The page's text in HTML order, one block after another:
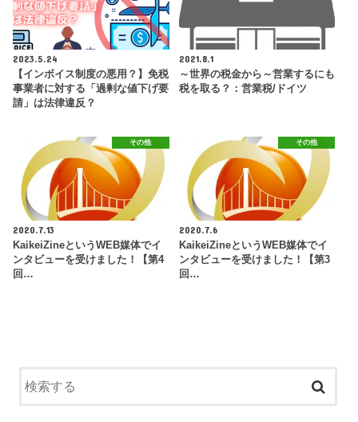
2023.5.24
【インボイス制度の悪用？】免税
事業者に対する「過剰な値下げ要
請」は法律違反？
2021.8.1
～世界の税金から～営業するにも
税を取る？：営業税/ドイツ
その他
2020.7.13
KaikeiZineというWEB媒体でイ
ンタビューを受けました！【第4
回…
その他
2020.7.6
KaikeiZineというWEB媒体でイ
ンタビューを受けました！【第3
回…